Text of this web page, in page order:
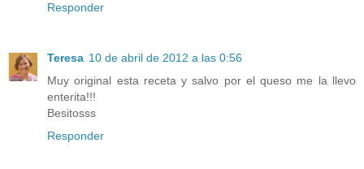
Responder
Teresa 10 de abril de 2012 a las 0:56
Muy original esta receta y salvo por el queso me la llevo
enterita!!!
Besitosss
Responder